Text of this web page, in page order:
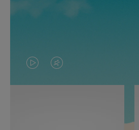
LA
VIDÉO
LE
SON